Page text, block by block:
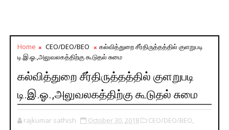
Home CEO/DEO/BEO
கல்வித்துறை சீர்திருத்தத்தில் குளறுபடி
டி.இ.ஓ.,அலுவலகத்திற்கு கூடுதல் சுமை
கல்வித்துறை சீர்திருத்தத்தில் குளறுபடி
டி.இ.ஓ.,அலுவலகத்திற்கு கூடுதல் சுமை
rajkumar sathish October 30, 2018 CEO/DEO/BEO,